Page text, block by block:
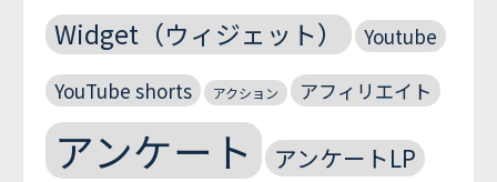
Widget（ウィジェット）
Youtube
YouTube shorts
アクション アフィリエイト
アンケート アンケートLP